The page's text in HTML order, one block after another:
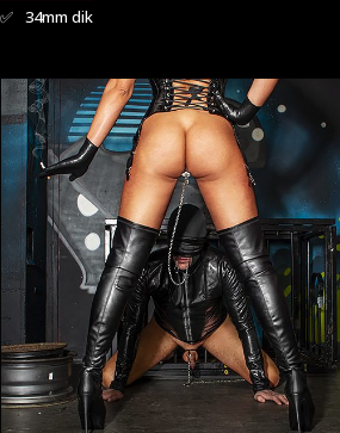
34mm dik